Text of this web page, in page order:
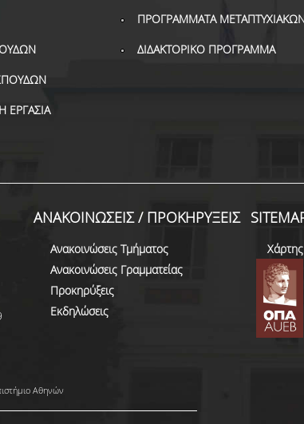
ΕΡΓΑΣΙΑ
ΠΡΟΓΡΑΜΜΑΤΑ
ΔΙΔΑΚΤΟΡΙΚΟ ΠΡΟΓΡΑΜΜΑ
ΑΝΑΚΟΙΝΩΣΕΙΣ / ΠΡΟΚΗΡΥΞΕΙΣ
Ανακοινώσεις Τμήματος
Ανακοινώσεις Γραμματείας
Προκηρύξεις
Εκδηλώσεις
Αθηνών